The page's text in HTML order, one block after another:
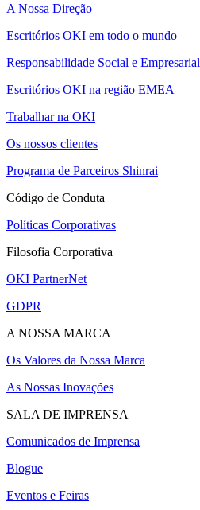
A Nossa Direção
Escritórios OKI em todo o mundo
Responsabilidade Social e Empresarial
Escritórios OKI na região EMEA
Trabalhar na OKI
Os nossos clientes
Programa de Parceiros Shinrai
Código de Conduta
Políticas Corporativas
Filosofia Corporativa
OKI PartnerNet
GDPR
A NOSSA MARCA
Os Valores da Nossa Marca
As Nossas Inovações
SALA DE IMPRENSA
Comunicados de Imprensa
Blogue
Eventos e Feiras